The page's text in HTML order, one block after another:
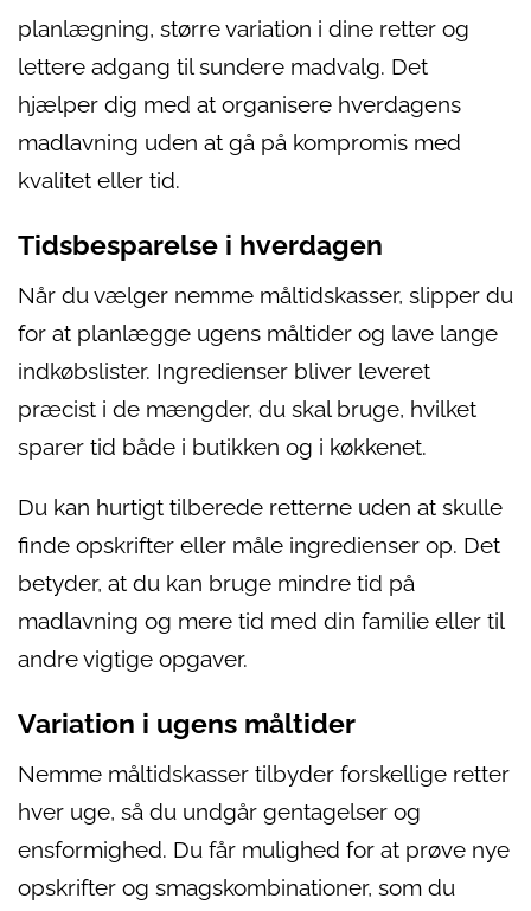
planlægning, større variation i dine retter og
lettere adgang til sundere madvalg. Det
hjælper dig med at organisere hverdagens
madlavning uden at gå på kompromis med
kvalitet eller tid.
Tidsbesparelse i hverdagen
Når du vælger nemme måltidskasser, slipper du
for at planlægge ugens måltider og lave lange
indkøbslister. Ingredienser bliver leveret
præcist i de mængder, du skal bruge, hvilket
sparer tid både i butikken og i køkkenet.
Du kan hurtigt tilberede retterne uden at skulle
finde opskrifter eller måle ingredienser op. Det
betyder, at du kan bruge mindre tid på
madlavning og mere tid med din familie eller til
andre vigtige opgaver.
Variation i ugens måltider
Nemme måltidskasser tilbyder forskellige retter
hver uge, så du undgår gentagelser og
ensformighed. Du får mulighed for at prøve nye
opskrifter og smagskombinationer, som du